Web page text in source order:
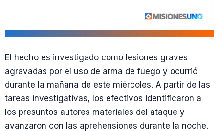
El hecho es investigado como lesiones graves
agravadas por el uso de arma de fuego y ocurrió
durante la mañana de este miércoles. A partir de las
tareas investigativas, los efectivos identificaron a
los presuntos autores materiales del ataque y
avanzaron con las aprehensiones durante la noche.